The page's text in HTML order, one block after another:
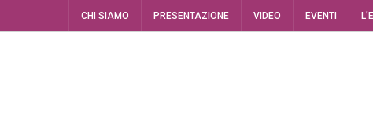
CHI SIAMO PRESENTAZIONE VIDEO EVENTI